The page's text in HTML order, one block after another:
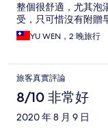
整個很舒適，尤其泡
受，只可惜沒有附贈
YU WEN，2 晚旅行
旅客真實評論
8/10 非常好
2020 年 8 月 9 日